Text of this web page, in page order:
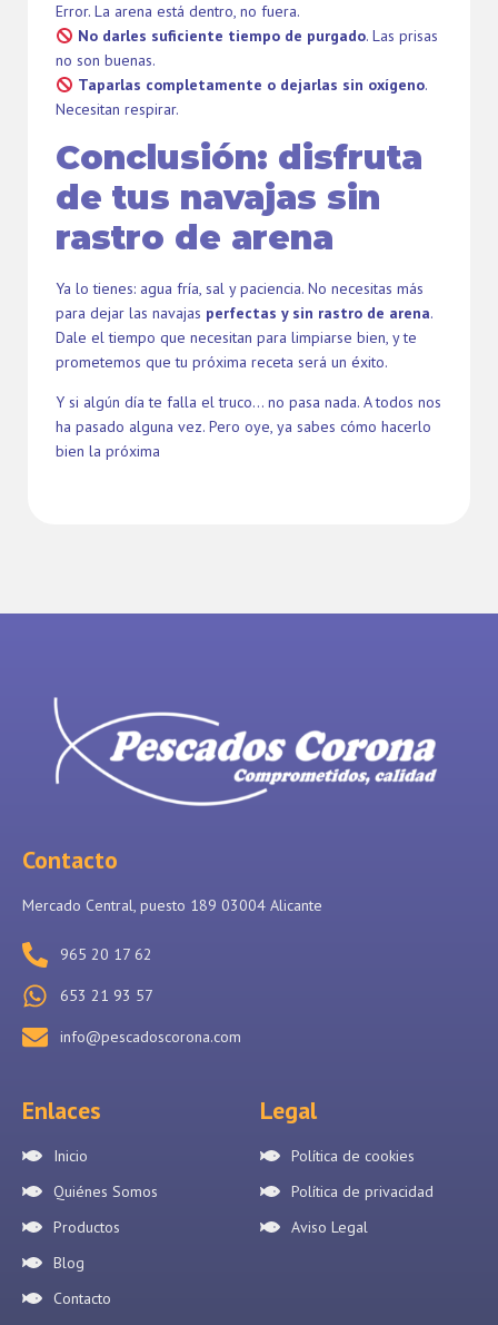
Error. La arena está dentro, no fuera.
No darles suficiente tiempo de purgado. Las prisas
no son buenas.
Taparlas completamente o dejarlas sin oxígeno.
Necesitan respirar.
Conclusión: disfruta
de tus navajas sin
rastro de arena
Ya lo tienes: agua fría, sal y paciencia. No necesitas más
para dejar las navajas perfectas y sin rastro de arena.
Dale el tiempo que necesitan para limpiarse bien, y te
prometemos que tu próxima receta será un éxito.
Y si algún día te falla el truco… no pasa nada. A todos nos
ha pasado alguna vez. Pero oye, ya sabes cómo hacerlo
bien la próxima
Contacto
Mercado Central, puesto 189 03004 Alicante
965 20 17 62
653 21 93 57
info@pescadoscorona.com
Enlaces
Inicio
Quiénes Somos
Productos
Blog
Contacto
Legal
Política de cookies
Política de privacidad
Aviso Legal